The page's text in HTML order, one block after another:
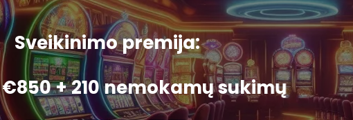
Sveikinimo premija:
€850 + 210 nemokamų sukimų